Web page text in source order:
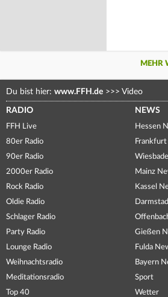
MEHR
Du bist hier: www.FFH.de >>> Video
RADIO
FFH Live
80er Radio
90er Radio
2000er Radio
Rock Radio
Oldie Radio
Schlager Radio
Party Radio
Lounge Radio
Weihnachtsradio
Meditationsradio
Top 40
NEWS
Hessen
Mainz
Kassel
Gießen
Fulda
Bayern
Sport
Wetter